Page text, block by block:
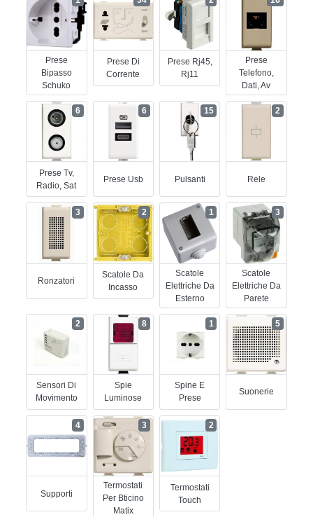
Prese
Bipasso
Schuko
Prese Di
Corrente
Prese Rj45,
Rj11
Prese
Telefono,
Dati, Av
Prese Tv,
Radio, Sat
6
Prese Usb
6
Pulsanti
15
Rele
2
Ronzatori
3
Scatole Da
Incasso
2
Scatole
Elettriche Da
Esterno
1
Scatole
Elettriche Da
Parete
3
Sensori Di
Movimento
2
Spie
Luminose
8
Spine E
Prese
1
Suonerie
5
Supporti
4
Termostati
Per Bticino
Matix
3
Termostati
Touch
2